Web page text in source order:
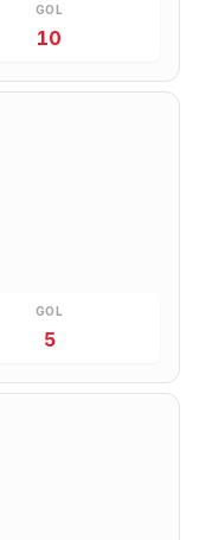
GOL
10
GOL
5